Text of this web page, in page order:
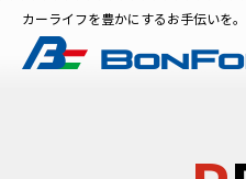
カーライフを豊かにするお手伝いを